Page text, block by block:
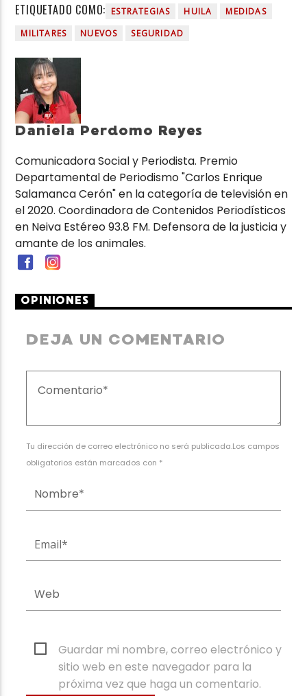
ETIQUETADO COMO: ESTRATEGIAS HUILA
MEDIDAS
MILITARES
NUEVOS SEGURIDAD
Daniela Perdomo Reyes
Comunicadora Social y Periodista. Premio
Departamental de Periodismo "Carlos Enrique
Salamanca Cerón" en la categoría de televisión en
el 2020. Coordinadora de Contenidos Periodísticos
en Neiva Estéreo 93.8 FM. Defensora de la justicia y
amante de los animales.
OPINIONES
DEJA UN COMENTARIO
Tu dirección de correo electrónico no será publicada.Los campos
obligatorios están marcados con *
Guardar mi nombre, correo electrónico y
sitio web en este navegador para la
próxima vez que haga un comentario.